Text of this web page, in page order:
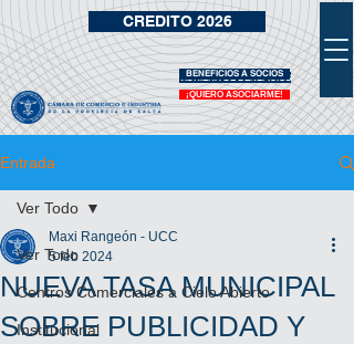
¡QUIERO ASOCIARME!
VIDRIERA DE BENEFICIOS
BENEFICIOS A SOCIOS
CREDITO 2026
Entrada
Ver Todo
Centros Comerciales a Cielo Abierto
Institucional
Ver Todo
NUEVA TASA MUNICIPAL
SOBRE PUBLICIDAD Y
Maxi Rangeón - UCC
5 feb 2024